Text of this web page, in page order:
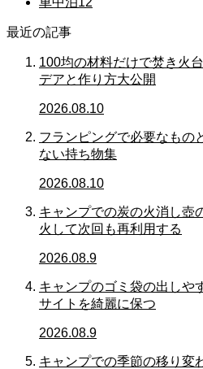
最近の記事
100均の材料だけで焚き火
デアと作り方大公開
2026.08.10
フランピングで必要なもの
ない持ち物集
2026.08.10
キャンプでの炭の火消し壺
火して次回も再利用する
2026.08.9
キャンプのゴミ袋の出しや
サイトを綺麗に保つ
2026.08.9
キャンプでの季節の移り変